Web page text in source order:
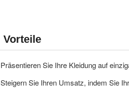
Vorteile
Präsentieren Sie Ihre Kleidung auf
Steigern Sie Ihren Umsatz, indem Sie